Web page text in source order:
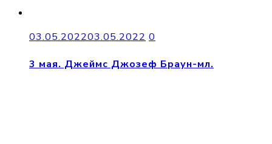
03.05.202203.05.2022 0
3 мая. Джеймс Джозеф Браун-мл.